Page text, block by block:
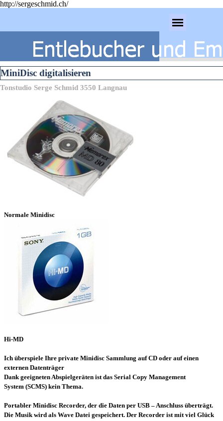
http://sergeschmid.ch/
MiniDisc digitalisieren
Tonstudio Serge Schmid 3550 Langnau
Normale Minidisc
Hi-MD
Ich überspiele Ihre private Minidisc Sammlung auf CD oder auf einen
externen Datenträger
Dank geeigneten Abspielgeräten ist das Serial Copy Management
System (SCMS) kein Thema.
Portabler Minidisc Recorder, der die Daten per USB – Anschluss überträgt.
Die Musik wird als Wave Datei gespeichert. Der Recorder ist mit viel Glück